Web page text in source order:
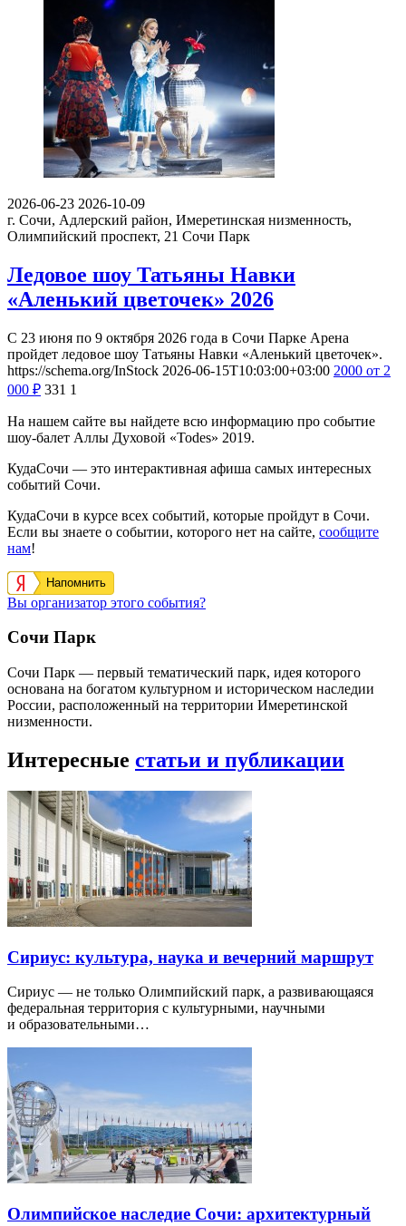
2026-06-23 2026-10-09
г. Сочи, Адлерский район, Имеретинская низменность,
Олимпийский проспект, 21 Сочи Парк
Ледовое шоу Татьяны Навки
«Аленький цветочек» 2026
С 23 июня по 9 октября 2026 года в Сочи Парке Арена
пройдет ледовое шоу Татьяны Навки «Аленький цветочек».
https://schema.org/InStock 2026-06-15T10:03:00+03:00 2000 от 2
000 ₽ 331 1
На нашем сайте вы найдете всю информацию про событие
шоу-балет Аллы Духовой «Todes» 2019.
КудаСочи — это интерактивная афиша самых интересных
событий Сочи.
КудаСочи в курсе всех событий, которые пройдут в Сочи.
Если вы знаете о событии, которого нет на сайте, сообщите
нам!
Напомнить
Вы организатор этого события?
Сочи Парк
Сочи Парк — первый тематический парк, идея которого
основана на богатом культурном и историческом наследии
России, расположенный на территории Имеретинской
низменности.
Интересные статьи и публикации
Сириус: культура, наука и вечерний маршрут
Сириус — не только Олимпийский парк, а развивающаяся
федеральная территория с культурными, научными
и образовательными…
Олимпийское наследие Сочи: архитектурный